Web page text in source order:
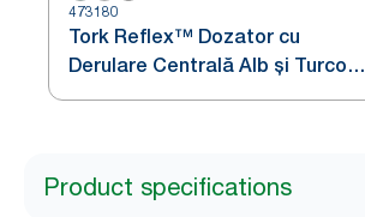
473180
Tork Reflex™ Dozator cu
Derulare Centrală Alb și Turcoaz
M4
Product specifications